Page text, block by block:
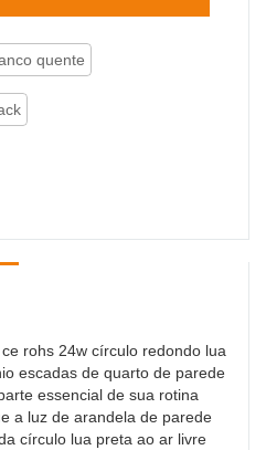
quente
rohs 24w círculo redondo lua
escadas de quarto de parede
essencial de sua rotina
a luz de arandela de parede
círculo lua preta ao ar livre